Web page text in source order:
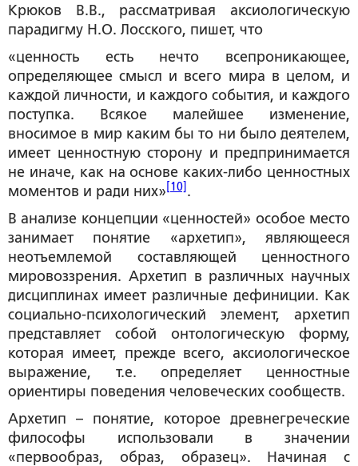
Крюков В.В., рассматривая аксиологическую
парадигму Н.О. Лосского, пишет, что
«ценность есть нечто всепроникающее,
определяющее смысл и всего мира в целом, и
каждой личности, и каждого события, и каждого
поступка. Всякое малейшее изменение,
вносимое в мир каким бы то ни было деятелем,
имеет ценностную сторону и предпринимается
не иначе, как на основе каких-либо ценностных
моментов и ради них» [10] .
В анализе концепции «ценностей» особое место
занимает понятие «архетип», являющееся
неотъемлемой составляющей ценностного
мировоззрения. Архетип в различных научных
дисциплинах имеет различные дефиниции. Как
социально-психологический элемент, архетип
представляет собой онтологическую форму,
которая имеет, прежде всего, аксиологическое
выражение, т.е. определяет ценностные
ориентиры поведения человеческих сообществ.
Архетип – понятие, которое древнегреческие
философы использовали в значении
«первообраз, образ, образец». Начиная с